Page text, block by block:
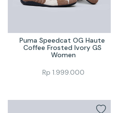
Puma Speedcat OG Haute
Coffee Frosted Ivory GS
Women
Rp 1.999.000